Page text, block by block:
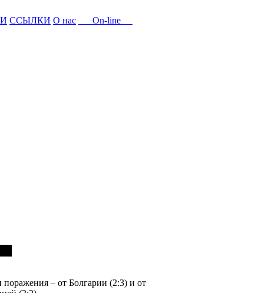
ССЫЛКИ О нас On-line
– от Болгарии (2:3) и от